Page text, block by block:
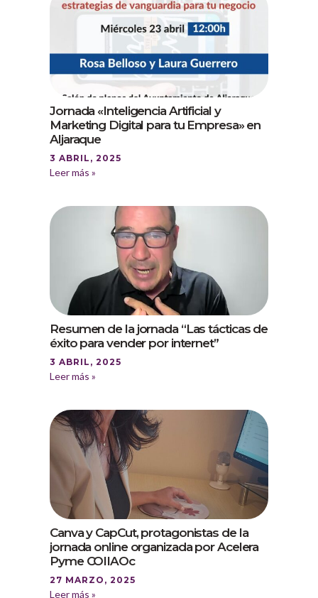
Jornada «Inteligencia Artificial y
Marketing Digital para tu Empresa» en
Aljaraque
3 ABRIL, 2025
Leer más »
Resumen de la jornada “Las tácticas de
éxito para vender por internet”
3 ABRIL, 2025
Leer más »
Canva y CapCut, protagonistas de la
jornada online organizada por Acelera
Pyme COIIAOc
27 MARZO, 2025
Leer más »